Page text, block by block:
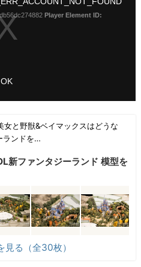
女と野獣&ベイマックスはどうな
ランドを…
新ファンタジーランド 模型を
見る（全30枚）